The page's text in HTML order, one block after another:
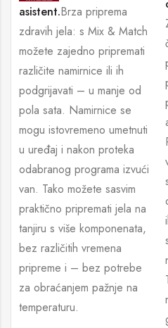
asistent.Brza priprema
zdravih jela: s Mix & Match
možete zajedno pripremati
različite namirnice ili ih
podgrijavati – u manje od
pola sata. Namirnice se
mogu istovremeno umetnuti
u uređaj i nakon proteka
odabranog programa izvući
van. Tako možete sasvim
praktično pripremati jela na
tanjiru s više komponenata,
bez različitih vremena
pripreme i – bez potrebe
za obraćanjem pažnje na
temperaturu.